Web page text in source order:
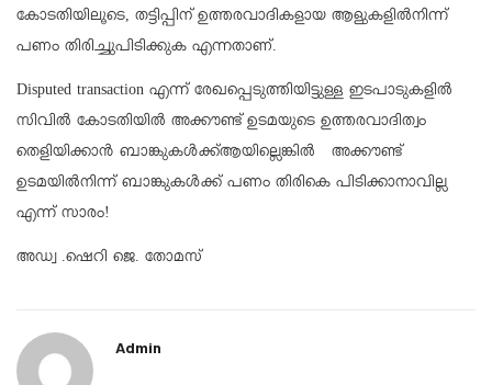
കോടതിയിലൂടെ, തട്ടിപ്പിന് ഉത്തരവാദികളായ ആളുകളിൽനിന്ന്
പണം തിരിച്ചുപിടിക്കുക എന്നതാണ്.
Disputed transaction എന്ന് രേഖപ്പെടുത്തിയിട്ടുള്ള ഇടപാടുകളിൽ
സിവിൽ കോടതിയിൽ അക്കൗണ്ട് ഉടമയുടെ ഉത്തരവാദിത്വം
തെളിയിക്കാൻ ബാങ്കുകൾക്ക്ആയില്ലെങ്കിൽ അക്കൗണ്ട്
ഉടമയിൽനിന്ന് ബാങ്കുകൾക്ക് പണം തിരികെ പിടിക്കാനാവില്ല
എന്ന് സാരം!
അഡ്വ .ഷെറി ജെ. തോമസ്
Admin